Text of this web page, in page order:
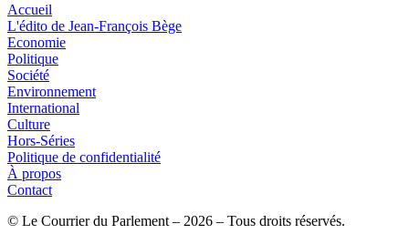
Accueil
L'édito de Jean-François Bège
Economie
Politique
Société
Environnement
International
Culture
Hors-Séries
Politique de confidentialité
À propos
Contact
© Le Courrier du Parlement – 2026 – Tous droits réservés.